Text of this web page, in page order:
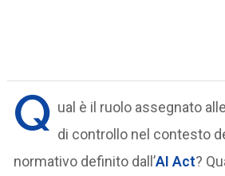
Q ual è il ruolo assegnato
di controllo nel contesto
normativo definito dall’AI Act?